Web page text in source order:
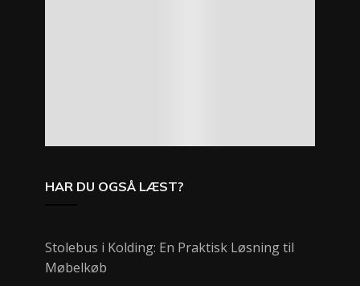
HAR DU OGSÅ LÆST?
Stolebus i Kolding: En Praktisk Løsning til
Møbelkøb